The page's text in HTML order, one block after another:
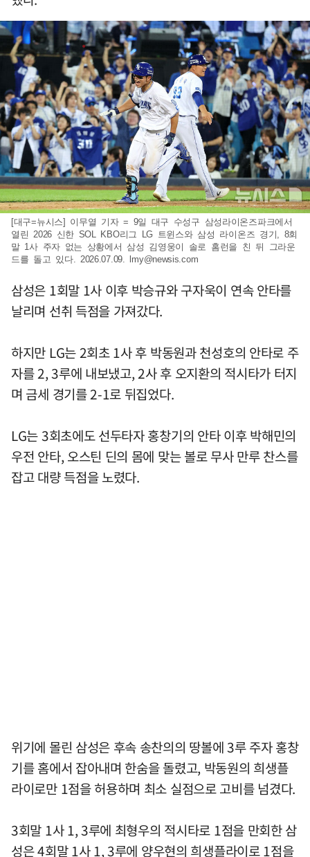
[대구=뉴시스] 이무열 기자 = 9일 대구 수성구 삼성라이온즈파크에서
열린 2026 신한 SOL KBO리그 LG 트윈스와 삼성 라이온즈 경기, 8회
말 1사 주자 없는 상황에서 삼성 김영웅이 솔로 홈런을 친 뒤 그라운
드를 돌고 있다. 2026.07.09.
lmy@newsis.com
삼성은 1회말 1사 이후 박승규와 구자욱이 연속 안타를
날리며 선취 득점을 가져갔다.
하지만 LG는 2회초 1사 후 박동원과 천성호의 안타로 주
자를 2, 3루에 내보냈고, 2사 후 오지환의 적시타가 터지
며 금세 경기를 2-1로 뒤집었다.
LG는 3회초에도 선두타자 홍창기의 안타 이후 박해민의
우전 안타, 오스틴 딘의 몸에 맞는 볼로 무사 만루 찬스를
잡고 대량 득점을 노렸다.
위기에 몰린 삼성은 후속 송찬의의 땅볼에 3루 주자 홍창
기를 홈에서 잡아내며 한숨을 돌렸고, 박동원의 희생플
라이로만 1점을 허용하며 최소 실점으로 고비를 넘겼다.
3회말 1사 1, 3루에 최형우의 적시타로 1점을 만회한 삼
성은 4회말 1사 1, 3루에 양우현의 희생플라이로 1점을